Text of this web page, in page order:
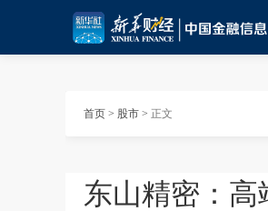
首页 > 股市 > 正文
东山精密：